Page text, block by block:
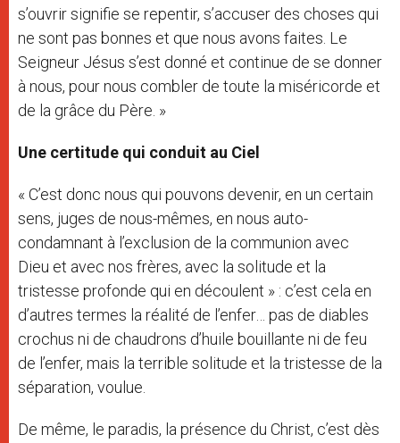
s’ouvrir signifie se repentir, s’accuser des choses qui
ne sont pas bonnes et que nous avons faites. Le
Seigneur Jésus s’est donné et continue de se donner
à nous, pour nous combler de toute la miséricorde et
de la grâce du Père. »
Une certitude qui conduit au Ciel
« C’est donc nous qui pouvons devenir, en un certain
sens, juges de nous-mêmes, en nous auto-
condamnant à l’exclusion de la communion avec
Dieu et avec nos frères, avec la solitude et la
tristesse profonde qui en découlent » : c’est cela en
d’autres termes la réalité de l’enfer… pas de diables
crochus ni de chaudrons d’huile bouillante ni de feu
de l’enfer, mais la terrible solitude et la tristesse de la
séparation, voulue.
De même, le paradis, la présence du Christ, c’est dès